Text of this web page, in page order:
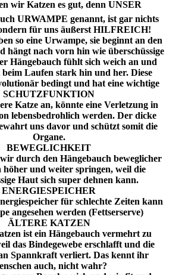
wir Katzen es gut, denn UNSER
URWAMPE genannt, ist gar nichts
für uns äußerst HILFREICH!
so eine Urwampe, sie beginnt an den
hängt nach vorn hin wie überschüssige
Hängebauch fühlt sich weich an und
beim Laufen stark hin und her. Diese
bedingt und hat eine wichtige
SCHUTZFUNKTION
Katze an, könnte eine Verletzung in
lebensbedrohlich werden. Der dicke
uns davor und schützt somit die
Organe.
BEWEGLICHKEIT
durch den Hängebauch beweglicher
höher und weiter springen, weil die
Haut sich super dehnen kann.
ENERGIESPEICHER
für schlechte Zeiten kann
angesehen werden (Fettserserve)
ÄLTERE KATZEN
ist ein Hängebauch vermehrt zu
das Bindegewebe erschlafft und die
Spannkraft verliert. Das kennt ihr
auch, nicht wahr?